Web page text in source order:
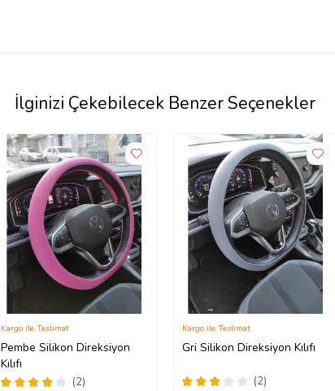
İlginizi Çekebilecek Benzer Seçenekler
Pembe Silikon Direksiyon
Kılıfı
(2)
Kargo ile Teslimat
Gri Silikon Direksiyon Kılıfı
(2)
Kargo ile Teslimat